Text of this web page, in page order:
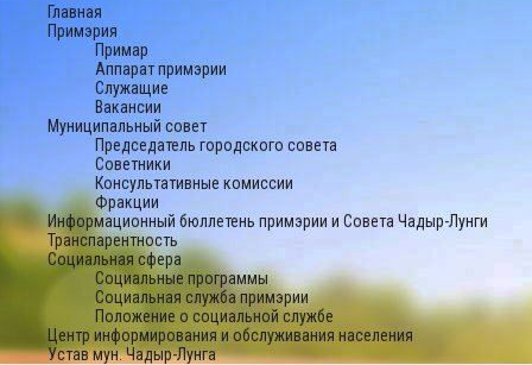
Главная
Примэрия
Примар
Аппарат примэрии
Служащие
Вакансии
Муниципальный совет
Председатель городского совета
Советники
Консультативные комиссии
Фракции
Информационный бюллетень примэрии и Совета Чадыр-Лунги
Транспарентность
Социальная сфера
Социальные программы
Социальная служба примэрии
Положение о социальной службе
Центр информирования и обслуживания населения
Устав мун. Чадыр-Лунга